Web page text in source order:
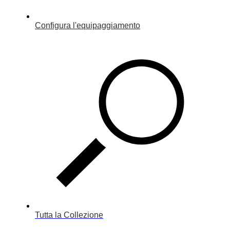
Configura l'equipaggiamento
Tutta la Collezione